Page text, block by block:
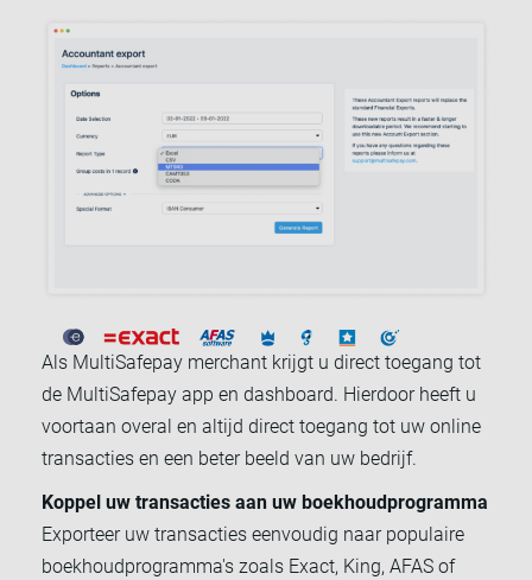
Als MultiSafepay merchant krijgt u direct toegang tot
de MultiSafepay app en dashboard. Hierdoor heeft u
voortaan overal en altijd direct toegang tot uw online
transacties en een beter beeld van uw bedrijf.
Koppel uw transacties aan uw boekhoudprogramma
Exporteer uw transacties eenvoudig naar populaire
boekhoudprogramma's zoals Exact, King, AFAS of